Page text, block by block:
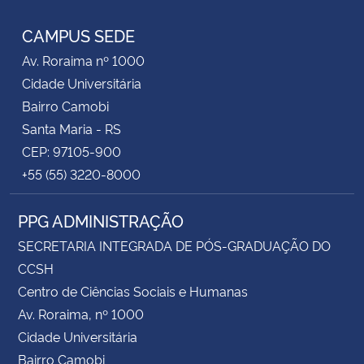
CAMPUS SEDE
Av. Roraima nº 1000
Cidade Universitária
Bairro Camobi
Santa Maria - RS
CEP: 97105-900
+55 (55) 3220-8000
PPG ADMINISTRAÇÃO
SECRETARIA INTEGRADA DE PÓS-GRADUAÇÃO DO
CCSH
Centro de Ciências Sociais e Humanas
Av. Roraima, nº 1000
Cidade Universitária
Bairro Camobi